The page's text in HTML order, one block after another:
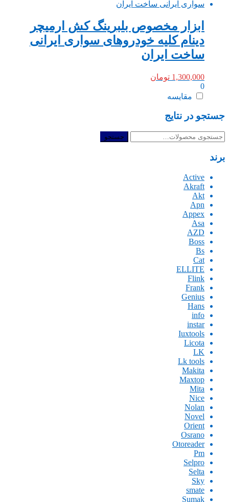
ابزار مخصوص بلبرینگ کش ارمیچر
دینام کلیه خودروهای سواری ایرانی
ساخت ایران
1,300,000 تومان
0
مقایسه
جستجو در نتایج
جستجو
جستجو
برند
Active
Akraft
Akt
Apn
Appex
Asa
AZD
Boss
Bs
Cat
ELLITE
Flink
Frank
Genius
Hans
info
instar
Iuxtools
Licota
LK
Lk tools
Makita
Maxtop
Mita
Nice
Nolan
Novel
Orient
Osrano
Otoreader
Pm
Selpro
Selta
Sky
smate
Sumak